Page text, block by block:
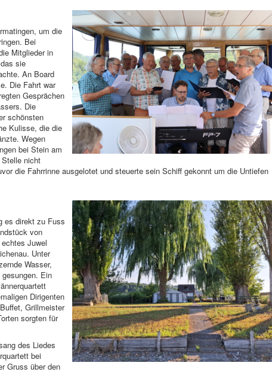
um die
Bei
Mitglieder in
sie
An Board
Die Fahrt war
Gesprächen
Die
schönsten
Kulisse, die die
Wegen
bei Stein am
nicht
die Fahrrinne ausgelotet und steuerte sein Schiff gekonnt um die Untiefen
es direkt zu Fuss
von
Juwel
Unter
Wasser,
Ein
Dirigenten
Grillmeister
sorgten für
des Liedes
bei
Gruss über den